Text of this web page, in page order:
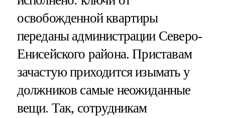
освобожденной квартиры
переданы администрации Северо-
Енисейского района. Приставам
зачастую приходится изымать у
должников самые неожиданные
вещи. Так, сотрудникам